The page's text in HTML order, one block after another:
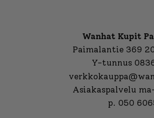
Wanhat Kupit
Paimalantie 369
Y-tunnus
Asiakaspalvelu
p. 050